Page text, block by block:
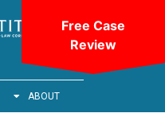
ABOUT
Free Case
Review